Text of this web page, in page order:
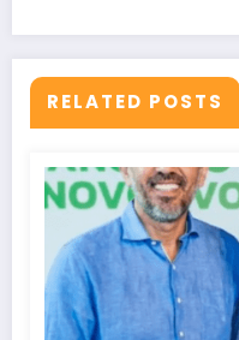
RELATED POSTS